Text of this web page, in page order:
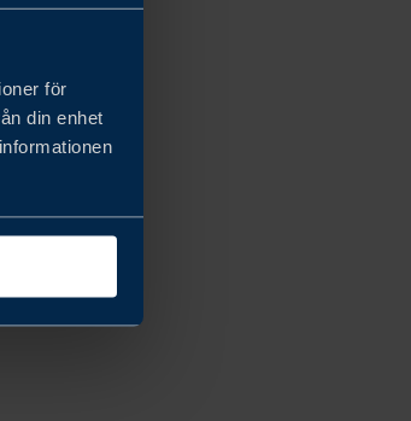
för
din enhet